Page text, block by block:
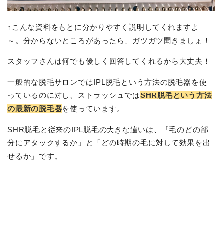
↑こんな資料をもとに分かりやすく説明してくれますよ
～。分からないところがあったら、ガツガツ聞きましょ！
スタッフさんは何でも優しく回答してくれるから大丈夫！
一般的な脱毛サロンではIPL脱毛という方法の脱毛器を使
っているのに対し、ストラッシュではSHR脱毛という方法
の最新の脱毛器を使っています。
SHR脱毛と従来のIPL脱毛の大きな違いは、「毛のどの部
分にアタックするか」と「どの時期の毛に対して効果を出
せるか」です。